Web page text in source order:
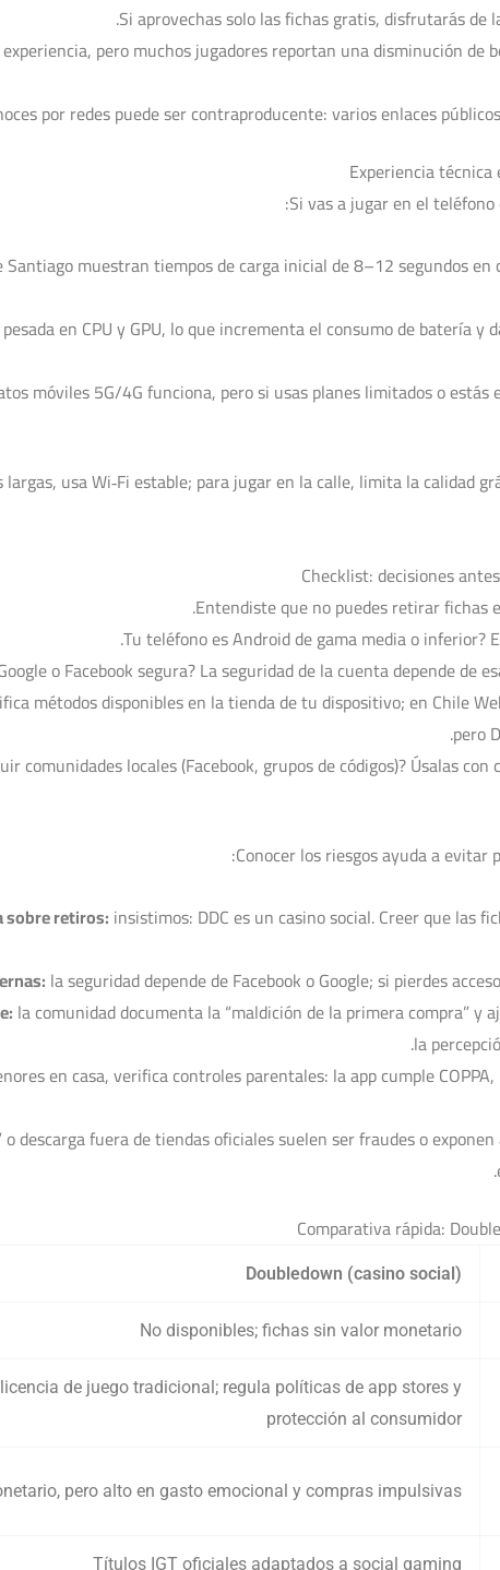
Si aprovechas solo las fichas gratis, disfrutarás de
pero muchos jugadores reportan una disminución
por redes puede ser contraproducente: varios enlaces
Experiencia
Si vas a jugar en el
Santiago muestran tiempos de carga inicial de 8–12 segundos
en CPU y GPU, lo que incrementa el consumo de batería
móviles 5G/4G funciona, pero si usas planes limitados o
usa Wi‑Fi estable; para jugar en la calle, limita la calidad
Checklist: decisiones
métodos disponibles en la tienda de tu dispositivo; en Chile
pero
Conocer los riesgos ayuda a evitar
sobre retiros:insistimos: DDC es un casino social. Creer que las
la seguridad depende de Facebook o Google; si pierdes
la comunidad documenta la “maldición de la primera compra” y
la
en casa, verifica controles parentales: la app cumple
o descarga fuera de tiendas oficiales suelen ser fraudes o
Comparativa rápida:
Doubledown (casino social)
No disponibles; fichas sin valor monetario
de juego tradicional; regula políticas de app stores y
protección al consumidor
pero alto en gasto emocional y compras impulsivas
Títulos IGT oficiales adaptados a social gaming